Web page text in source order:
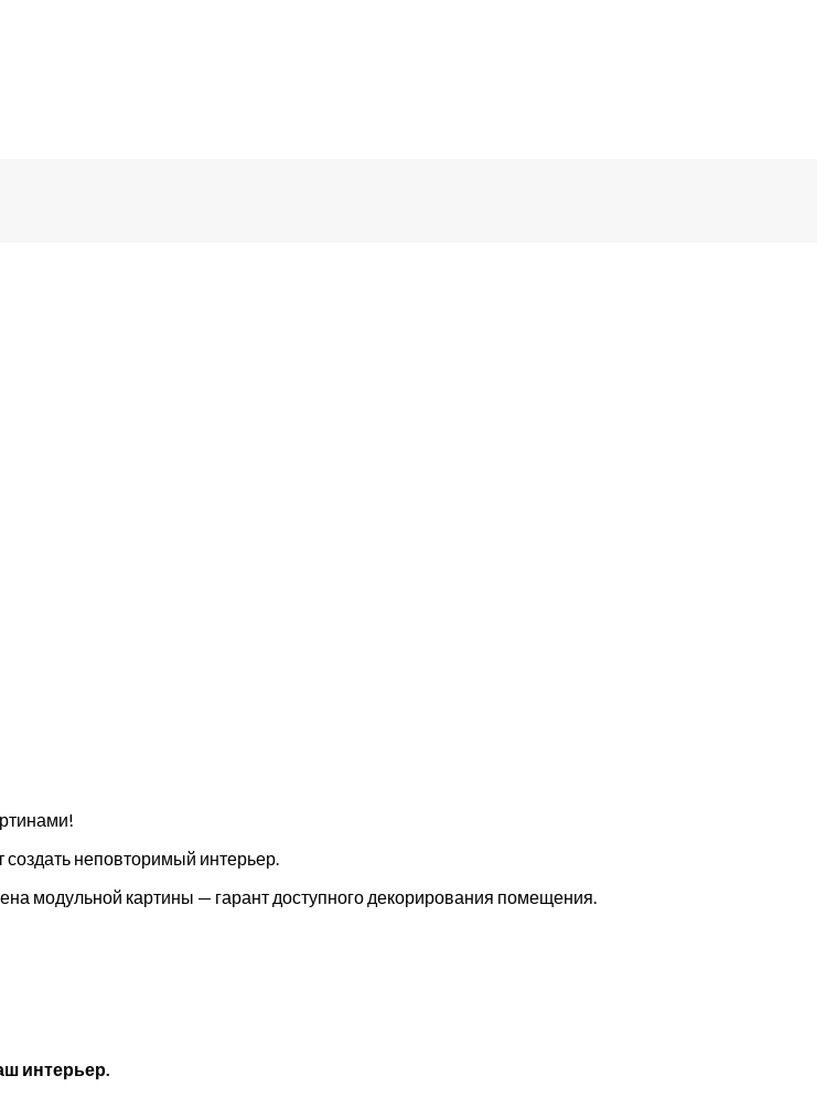
неповторимый интерьер.
модульной картины — гарант доступного декорирования помещения.
интерьер.